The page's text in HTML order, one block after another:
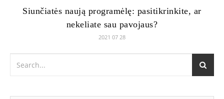
Siunčiatės naują programėlę: pasitikrinkite, ar
nekeliate sau pavojaus?
2021 07 28